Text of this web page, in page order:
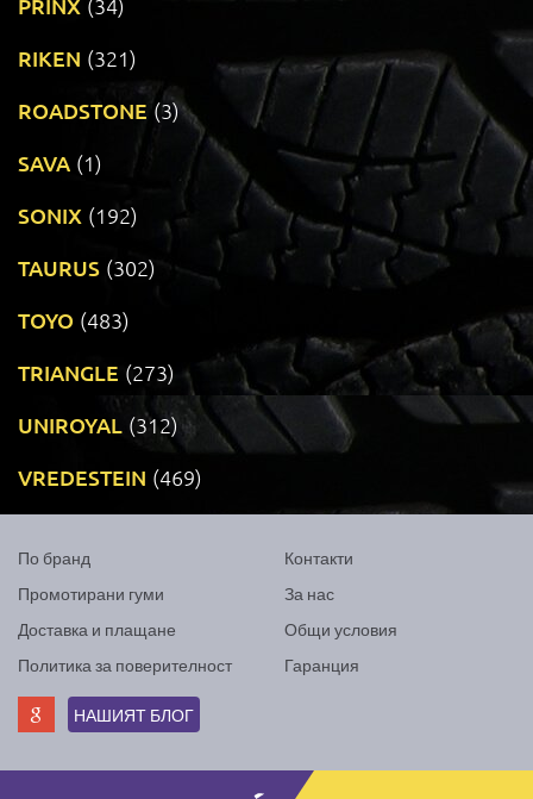
RIKEN (321)
ROADSTONE (3)
SAVA (1)
SONIX (192)
TAURUS (302)
TOYO (483)
TRIANGLE (273)
UNIROYAL (312)
VREDESTEIN (469)
По бранд
Промотирани гуми
Доставка и плащане
Политика за поверителност
Контакти
За нас
Общи условия
Гаранция
НАШИЯТ БЛОГ